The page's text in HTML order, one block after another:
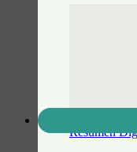
Resumen